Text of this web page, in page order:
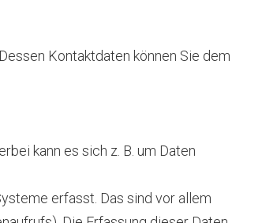
Kontaktdaten können Sie dem
kann es sich z. B. um Daten
erfasst. Das sind vor allem